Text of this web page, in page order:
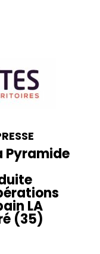
Pyramide
LA
(35)